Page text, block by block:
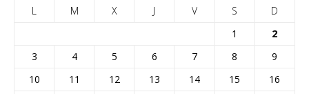
L
M X J V S
D
1
2
3
4 5 6 7 8
9
10
11 12 13 14 15
16